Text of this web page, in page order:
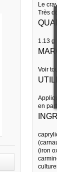
Le
Très
1.13 g
Voir
en
(iron